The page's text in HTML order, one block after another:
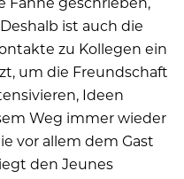
ist auch die
zu Kollegen ein
um die Freundschaft
Ideen
Weg immer wieder
vor allem dem Gast
den Jeunes